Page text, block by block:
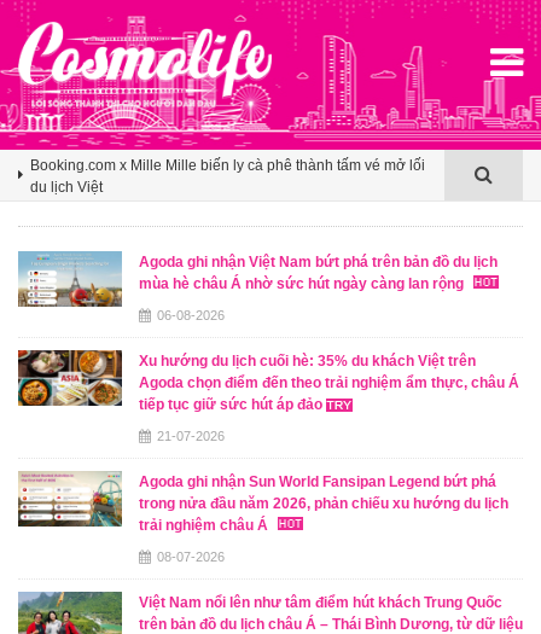
Agoda ghi nhận Việt Nam bứt phá trên bản đồ du lịch mùa hè
châu Á nhờ sức hút ngày càng lan rộng
Booking.com x Mille Mille biến ly cà phê thành tấm vé mở lối
du lịch Việt
Klook hé lộ khoảng trống cảm ơn trong văn hóa du lịch nhóm
của người Việt
châu Á nhờ sức hút ngày càng lan rộng
Booking.com x Mille Mille biến ly cà phê thành tấm vé mở lối
Agoda ghi nhận Việt Nam bứt phá trên bản đồ du lịch
mùa hè châu Á nhờ sức hút ngày càng lan rộng
06-08-2026
Xu hướng du lịch cuối hè: 35% du khách Việt trên
Agoda chọn điểm đến theo trải nghiệm ẩm thực, châu Á
tiếp tục giữ sức hút áp đảo
21-07-2026
Agoda ghi nhận Sun World Fansipan Legend bứt phá
trong nửa đầu năm 2026, phản chiếu xu hướng du lịch
trải nghiệm châu Á
08-07-2026
Việt Nam nổi lên như tâm điểm hút khách Trung Quốc
trên bản đồ du lịch châu Á – Thái Bình Dương, từ dữ liệu